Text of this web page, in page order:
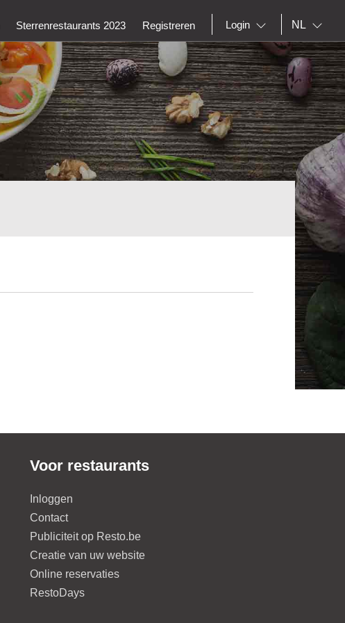
Sterrenrestaurants 2023 Registreren Login NL
Voor restaurants
Inloggen
Contact
Publiciteit op Resto.be
Creatie van uw website
Online reservaties
RestoDays